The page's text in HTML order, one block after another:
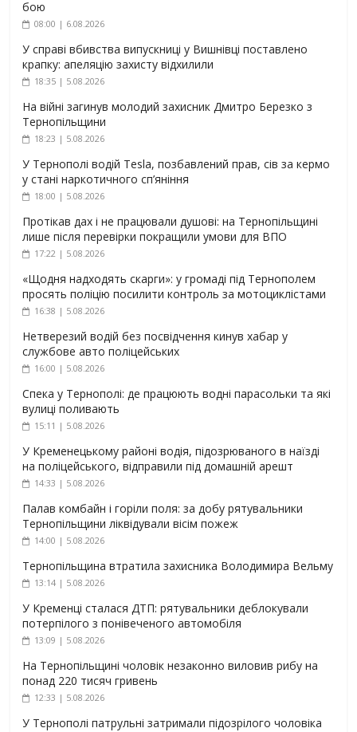
бою
08:00 | 6.08.2026
У справі вбивства випускниці у Вишнівці поставлено
крапку: апеляцію захисту відхилили
18:35 | 5.08.2026
На війні загинув молодий захисник Дмитро Березко з
Тернопільщини
18:23 | 5.08.2026
У Тернополі водій Tesla, позбавлений прав, сів за кермо
у стані наркотичного сп’яніння
18:00 | 5.08.2026
Протікав дах і не працювали душові: на Тернопільщині
лише після перевірки покращили умови для ВПО
17:22 | 5.08.2026
«Щодня надходять скарги»: у громаді під Тернополем
просять поліцію посилити контроль за мотоциклістами
16:38 | 5.08.2026
Нетверезий водій без посвідчення кинув хабар у
службове авто поліцейських
16:00 | 5.08.2026
Спека у Тернополі: де працюють водні парасольки та які
вулиці поливають
15:11 | 5.08.2026
У Кременецькому районі водія, підозрюваного в наїзді
на поліцейського, відправили під домашній арешт
14:33 | 5.08.2026
Палав комбайн і горіли поля: за добу рятувальники
Тернопільщини ліквідували вісім пожеж
14:00 | 5.08.2026
Тернопільщина втратила захисника Володимира Вельму
13:14 | 5.08.2026
У Кременці сталася ДТП: рятувальники деблокували
потерпілого з понівеченого автомобіля
13:09 | 5.08.2026
На Тернопільщині чоловік незаконно виловив рибу на
понад 220 тисяч гривень
12:33 | 5.08.2026
У Тернополі патрульні затримали підозрілого чоловіка